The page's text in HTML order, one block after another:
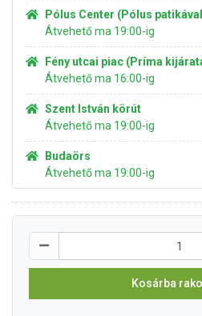
Pólus Center (Pólus
Átvehető ma 19:00-ig
Fény utcai piac (Príma
Átvehető ma 16:00-ig
Szent István körút
Átvehető ma 19:00-ig
Budaörs
Átvehető ma 19:00-ig
Kosárba